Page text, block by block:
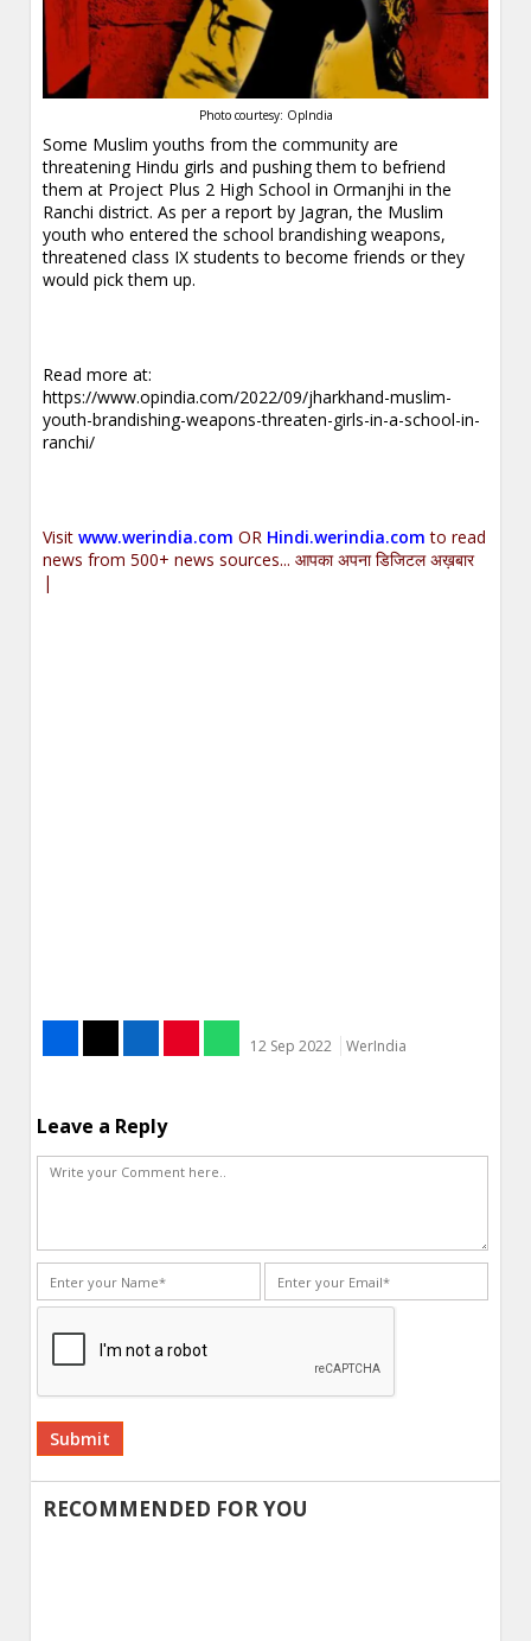
Photo courtesy: OpIndia
Some Muslim youths from the community are
threatening Hindu girls and pushing them to befriend
them at Project Plus 2 High School in Ormanjhi in the
Ranchi district. As per a report by Jagran, the Muslim
youth who entered the school brandishing weapons,
threatened class IX students to become friends or they
would pick them up.
Read more at:
https://www.opindia.com/2022/09/jharkhand-muslim-
youth-brandishing-weapons-threaten-girls-in-a-school-in-
ranchi/
Visitwww.werindia.com OR Hindi.werindia.com to read
news from 500+ news sources... आपका अपना डिजिटल अख़बार
|
12 Sep 2022 WerIndia
Leave a Reply
Alternative:
RECOMMENDED FOR YOU